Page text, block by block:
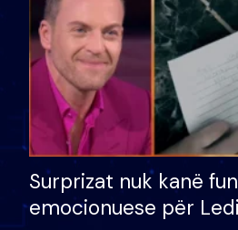
Surprizat nuk kanë
emocionuese për